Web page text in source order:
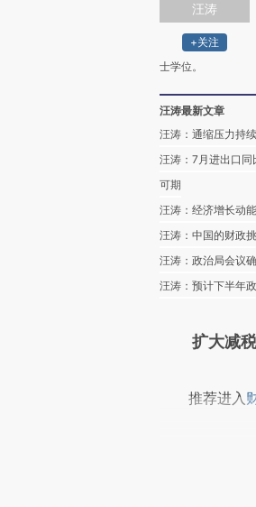
汪涛
+关注
士学位。
汪涛最新文章
汪涛：通缩压力持
汪涛：7月进出口
可期
汪涛：经济增长动
汪涛：中国的财政
汪涛：政治局会议
汪涛：预计下半年
扩大减
推荐进入